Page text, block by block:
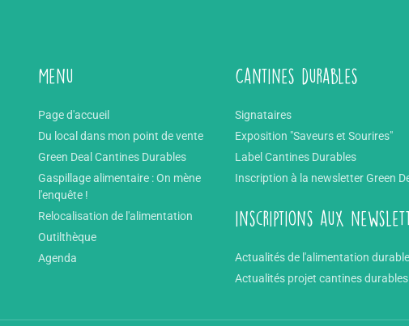
Menu
Page d'accueil
Du local dans mon point de vente
Green Deal Cantines Durables
Gaspillage alimentaire : On mène
l'enquête !
Relocalisation de l'alimentation
Outilthèque
Agenda
Cantines durables
Signataires
Exposition "Saveurs et Sourires"
Label Cantines Durables
Inscription à la newsletter Green
inscriptions aux
Actualités de l'alimentation durable
Actualités projet cantines durables